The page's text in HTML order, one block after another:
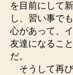
を目前にして
し、習い事で
心があって、
友達になるこ
だ。
そうして再